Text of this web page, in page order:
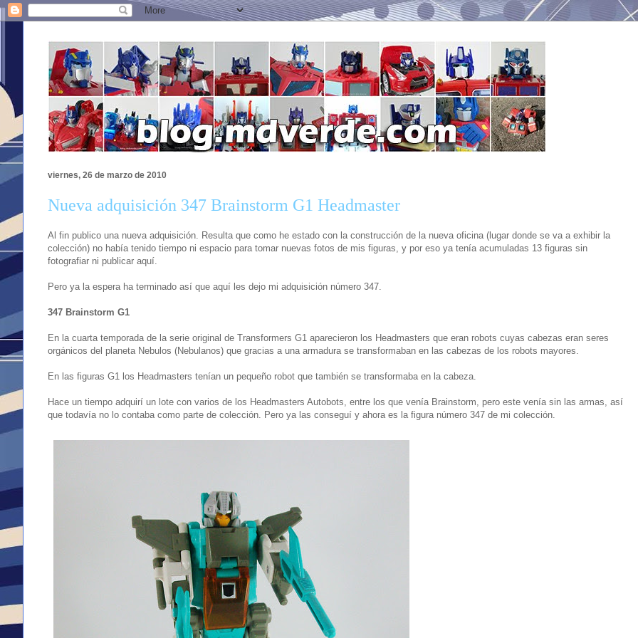
viernes, 26 de marzo de 2010
Nueva adquisición 347 Brainstorm G1 Headmaster
Al fin publico una nueva adquisición. Resulta que como he estado con la construcción de la nueva oficina (lugar donde se va a exhibir la
colección) no había tenido tiempo ni espacio para tomar nuevas fotos de mis figuras, y por eso ya tenía acumuladas 13 figuras sin
fotografiar ni publicar aquí.
Pero ya la espera ha terminado así que aquí les dejo mi adquisición número 347.
347 Brainstorm G1
En la cuarta temporada de la serie original de Transformers G1 aparecieron los Headmasters que eran robots cuyas cabezas eran seres
orgánicos del planeta Nebulos (Nebulanos) que gracias a una armadura se transformaban en las cabezas de los robots mayores.
En las figuras G1 los Headmasters tenían un pequeño robot que también se transformaba en la cabeza.
Hace un tiempo adquirí un lote con varios de los Headmasters Autobots, entre los que venía Brainstorm, pero este venía sin las armas, así
que todavía no lo contaba como parte de colección. Pero ya las conseguí y ahora es la figura número 347 de mi colección.